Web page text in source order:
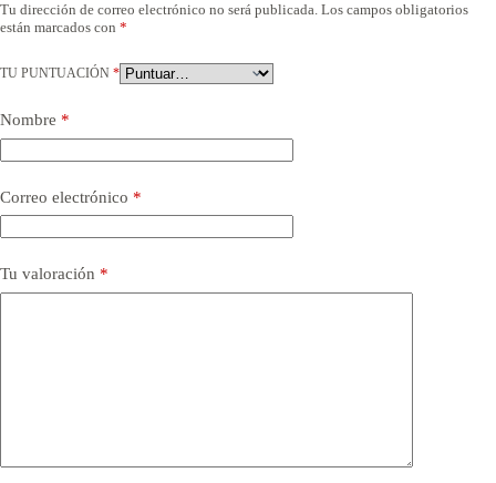
Tu dirección de correo electrónico no será publicada. Los campos obligatorios
están marcados con *
TU PUNTUACIÓN *
Nombre *
Correo electrónico *
Tu valoración *